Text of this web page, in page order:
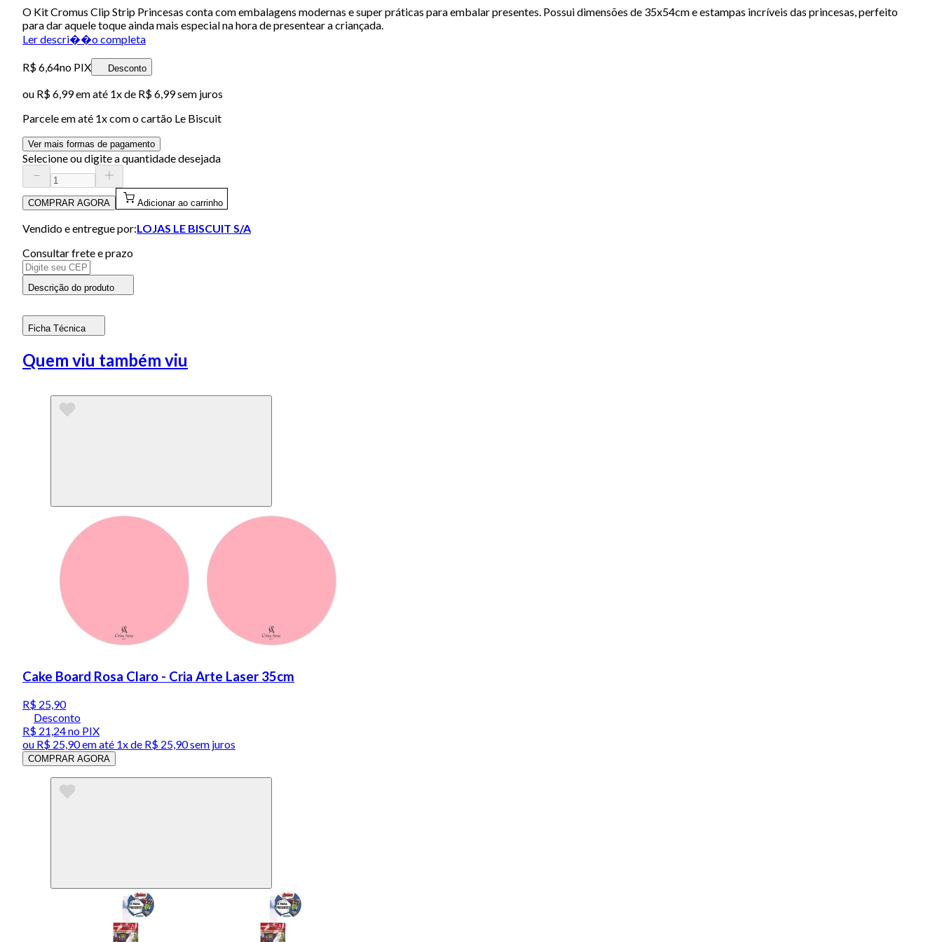
O Kit Cromus Clip Strip Princesas conta com embalagens modernas e super práticas para embalar presentes. Possui dimensões de 35x54cm e estampas incríveis das princesas, perfeito
para dar aquele toque ainda mais especial na hora de presentear a criançada.
Ler descri��o completa
R$ 6,64no PIX Desconto
ou R$ 6,99em até 1x de R$ 6,99sem juros
Parcele em até 1x com o cartão Le Biscuit
Ver mais formas de pagamento
Selecione ou digite a quantidade desejada
COMPRAR AGORA Adicionar ao carrinho
Vendido e entregue por:LOJAS LE BISCUIT S/A
Consultar frete e prazo
Descrição do produto
Ficha Técnica
Quem viu também viu
Cake Board Rosa Claro - Cria Arte Laser 35cm
R$ 25,90
Desconto
R$ 21,24no PIX
ou R$ 25,90em até 1x de R$ 25,90sem juros
COMPRAR AGORA